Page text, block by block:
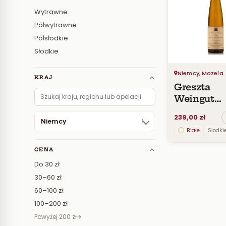
Wytrawne
Półwytrawne
Półsłodkie
Słodkie
KRAJ
Niemcy 1
CENA
Do 30 zł
30–60 zł
60–100 zł
100–200 zł
Powyżej 200 zł
Niemcy, Mozela
Greszta
Weingut
2009
239,00 zł
Białe